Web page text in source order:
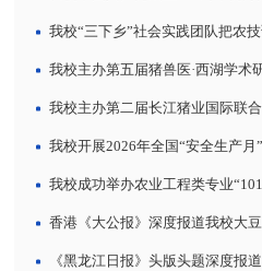
我校“三下乡”社会实践团队把农
我校主办第五届猪兽医·西湖学术
我校主办第二届长江猪业国际联
我校开展2026年全国“安全生产月
我校成功举办农业工程类专业
香港《大公报》深度报道我校大
《黑龙江日报》头版头题深度报